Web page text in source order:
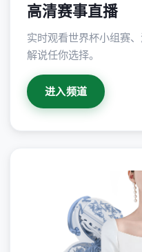
高清赛事直播
实时观看世界杯小组赛
解说任你选择。
进入频道